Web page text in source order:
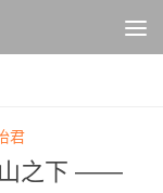
君
山之下 ——